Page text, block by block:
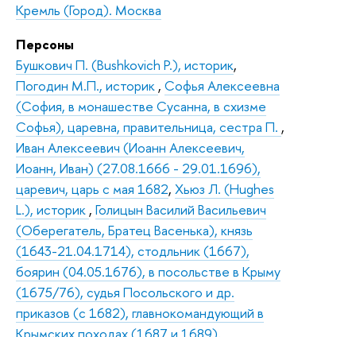
Кремль (Город). Москва
Персоны
Бушкович П. (Bushkovich P.), историк,
Погодин М.П., историк , Софья Алексеевна
(София, в монашестве Сусанна, в схизме
Софья), царевна, правительница, сестра П. ,
Иван Алексеевич (Иоанн Алексеевич,
Иоанн, Иван) (27.08.1666 - 29.01.1696),
царевич, царь с мая 1682, Хьюз Л. (Hughes
L.), историк , Голицын Василий Васильевич
(Оберегатель, Братец Васенька), князь
(1643-21.04.1714), стодльник (1667),
боярин (04.05.1676), в посольстве в Крыму
(1675/76), судья Посольского и др.
приказов (с 1682), главнокомандующий в